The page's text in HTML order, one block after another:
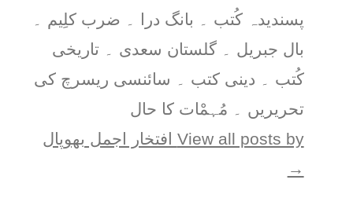
پسندیدہ کُتب ۔ بانگ درا ۔ ضرب کلِیم ۔
بال جبریل ۔ گلستان سعدی ۔ تاریخی
کُتب ۔ دینی کتب ۔ سائنسی ریسرچ کی
تحریریں ۔ مُہمْات کا حال
View all posts by افتخار اجمل بھوپال
→